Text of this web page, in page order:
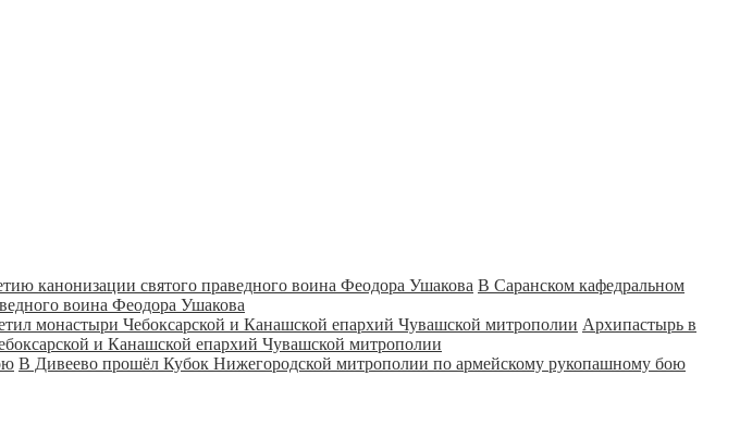
В Саранском кафедральном
воина Феодора Ушакова
Архипастырь в
и Канашской епархий Чувашской митрополии
В Дивеево прошёл Кубок Нижегородской митрополии по армейскому рукопашному бою